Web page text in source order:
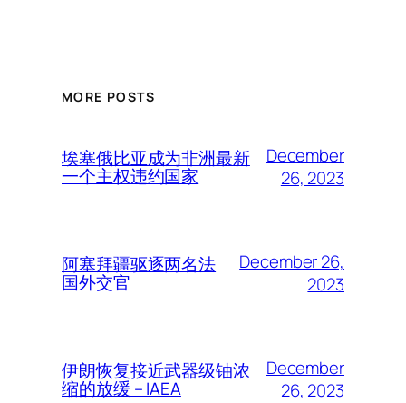
MORE POSTS
埃塞俄比亚成为非洲最新
一个主权违约国家
December
26, 2023
阿塞拜疆驱逐两名法
国外交官
December 26,
2023
伊朗恢复接近武器级铀浓
缩的放缓 – IAEA
December
26, 2023